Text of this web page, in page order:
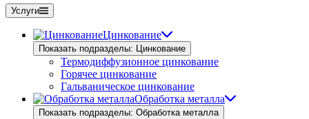
Услуги
Цинкование
Показать подразделы: Цинкование
Термодиффузионное цинкование
Горячее цинкование
Гальваническое цинкование
Обработка металла
Показать подразделы: Обработка металла